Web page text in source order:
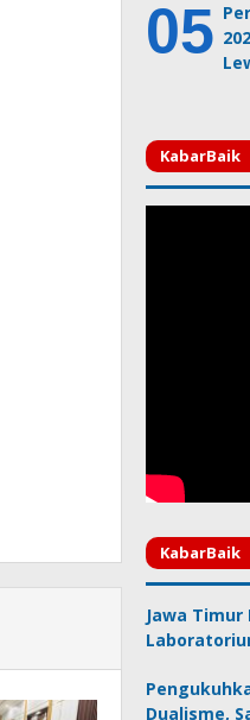
Jawa
Dualisme,